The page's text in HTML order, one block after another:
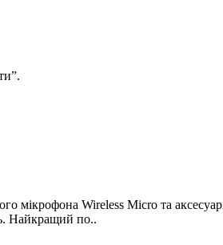
мікрофона Wireless Micro та
Найкращий по..